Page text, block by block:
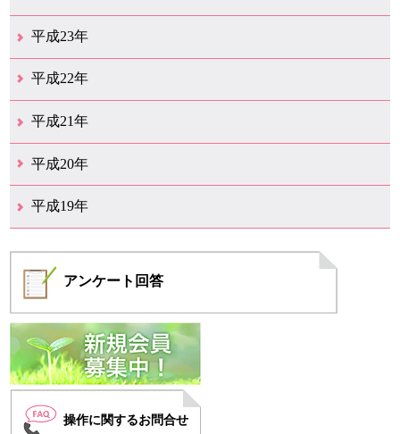
12月（8）
11月（5）
10月（7）
9月（10）
8月（5）
7月（7）
6月（9）
5月（7）
4月（6）
3月（12）
2月（2）
1月（4）
平成23年
12月（6）
11月（6）
10月（14）
9月（5）
8月（8）
7月（7）
6月（9）
5月（10）
4月（12）
3月（3）
2月（2）
平成22年
12月（1）
11月（5）
10月（7）
9月（15）
8月（12）
7月（11）
6月（12）
5月（6）
4月（4）
3月（17）
2月（7）
1月（6）
平成21年
12月（4）
11月（3）
10月（7）
9月（5）
8月（7）
7月（9）
6月（13）
5月（9）
4月（22）
3月（9）
2月（8）
平成20年
12月（6）
11月（4）
10月（6）
9月（4）
8月（1）
7月（6）
6月（1）
5月（1）
4月（1）
3月（2）
2月（4）
1月（2）
平成19年
アンケート 回答
操作に関するお問合せ